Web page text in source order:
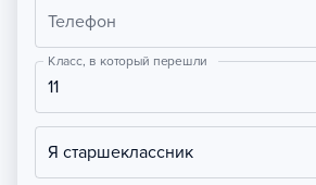
Телефон
Класс, в который перешли
11
Я старшеклассник